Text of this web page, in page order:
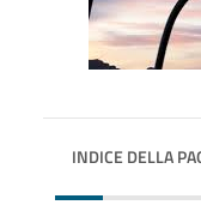
INDICE DELLA